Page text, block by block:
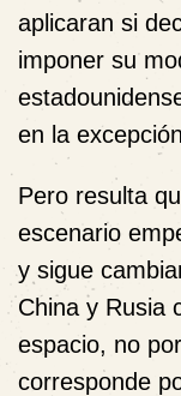
aplicaran si
imponer su
en la
Pero resulta
escenario
y sigue
China y Rusia
espacio, no
corresponde